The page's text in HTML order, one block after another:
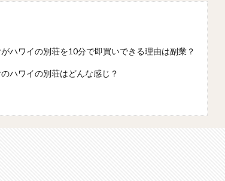
ハワイの別荘を10分で即買いできる理由は副業？
ハワイの別荘はどんな感じ？